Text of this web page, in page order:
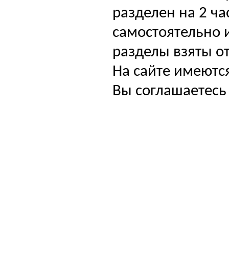
разделен на 2
самостоятельно
разделы взяты
На сайте
Вы